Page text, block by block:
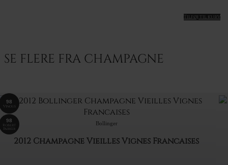
Tilføj til kurv
Tilføj til kurv
Tilføj til kurv
Tilføj til kurv
SE FLERE FRA CHAMPAGNE
Bollinger
2012 Champagne Vieilles Vignes Francaises
98
Vinous
98
Robert
Parker